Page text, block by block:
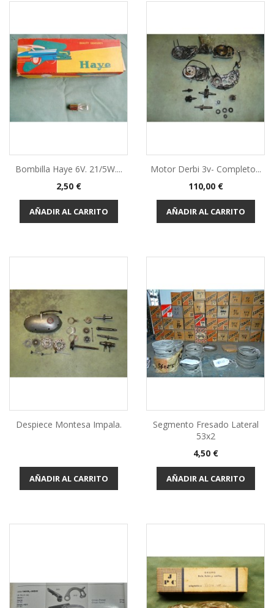
Bombilla Haye 6V. 21/5W....
Precio
2,50 €
AÑADIR AL CARRITO
Motor Derbi 3v- Completo...
Precio
110,00 €
AÑADIR AL CARRITO
Despiece Montesa Impala.
AÑADIR AL CARRITO
Segmento Fresado Lateral
53x2
Precio
4,50 €
AÑADIR AL CARRITO